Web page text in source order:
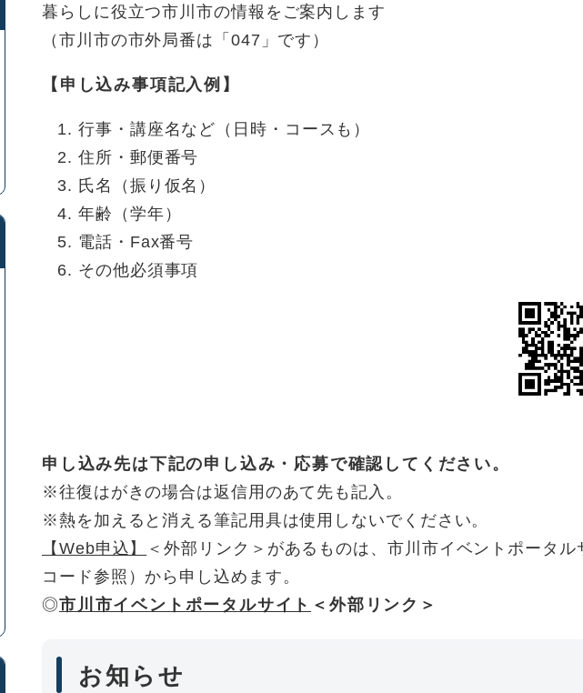
暮らしに役立つ市川市の情報をご案内します
（市川市の市外局番は「047」です）
【申し込み事項記入例】
行事・講座名など（日時・コースも）
住所・郵便番号
氏名（振り仮名）
年齢（学年）
電話・Fax番号
その他必須事項
申し込み先は下記の申し込み・応募で確認してください。
※往復はがきの場合は返信用のあて先も記入。
※熱を加えると消える筆記用具は使用しないでください。
【Web申込】
＜外部リンク＞ があるものは、市川市イベントポータル
コード参照）から申し込めます。
◎市川市イベントポータルサイト ＜外部リンク＞
お知らせ